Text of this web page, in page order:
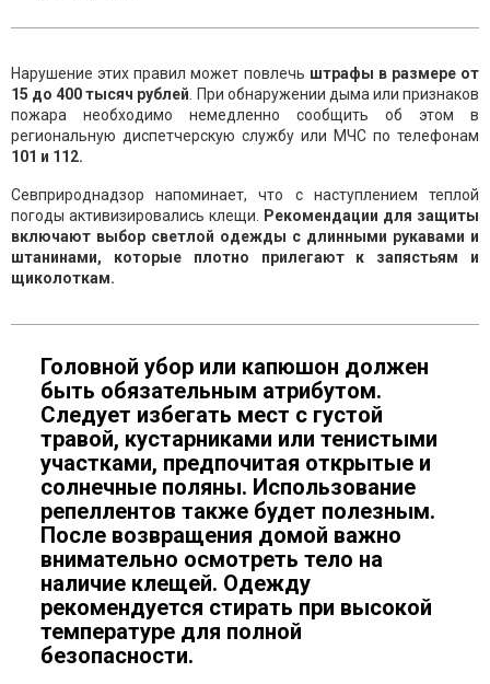
Нарушение этих правил может повлечь штрафы в размере от
15 до 400 тысяч рублей . При обнаружении дыма или признаков
пожара необходимо немедленно сообщить об этом в
региональную диспетчерскую службу или МЧС по телефонам
101 и 112.
Севприроднадзор напоминает, что с наступлением теплой
погоды активизировались клещи.
Рекомендации для защиты
включают выбор светлой одежды с длинными рукавами и
штанинами, которые плотно прилегают к запястьям и
щиколоткам.
Головной убор или капюшон должен
быть обязательным атрибутом.
Следует избегать мест с густой
травой, кустарниками или тенистыми
участками, предпочитая открытые и
солнечные поляны. Использование
репеллентов также будет полезным.
После возвращения домой важно
внимательно осмотреть тело на
наличие клещей. Одежду
рекомендуется стирать при высокой
температуре для полной
безопасности.